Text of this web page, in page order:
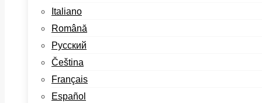
Italiano
Română
Русский
Čeština
Français
Español